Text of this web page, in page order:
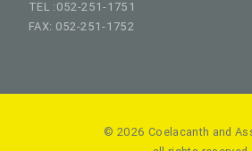
TEL :052-251-1751
FAX: 052-251-1752
© 2026 Coelacanth and